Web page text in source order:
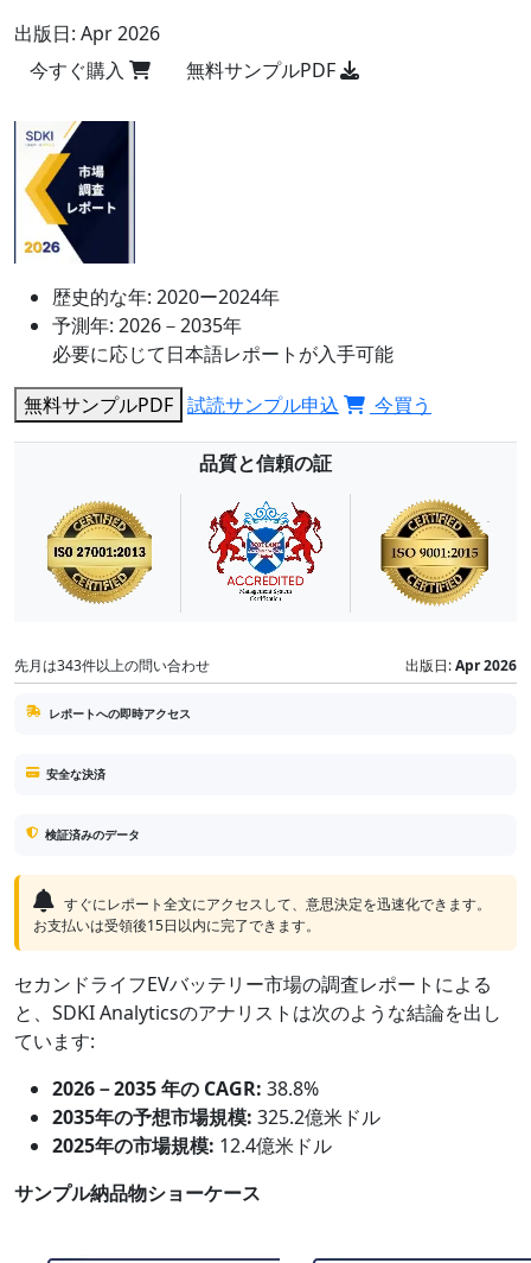
出版日: Apr 2026
今すぐ購入
無料サンプルPDF
歴史的な年: 2020ー2024年
予測年: 2026－2035年
必要に応じて日本語レポートが入手可能
無料サンプルPDF 試読サンプル申込 今買う
品質と信頼の証
先月は343件以上の問い合わせ 出版日:Apr 2026
レポートへの即時アクセス
安全な決済
検証済みのデータ
すぐにレポート全文にアクセスして、意思決定を迅速化できます。
お支払いは受領後15日以内に完了できます。
セカンドライフEVバッテリー市場の調査レポートによる
と、SDKI Analyticsのアナリストは次のような結論を出し
ています:
2026－2035 年の CAGR: 38.8%
2035年の予想市場規模: 325.2億米ドル
2025年の市場規模: 12.4億米ドル
サンプル納品物ショーケース